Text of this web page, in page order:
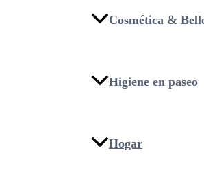
Cosmética &
Higiene en paseo
Hogar